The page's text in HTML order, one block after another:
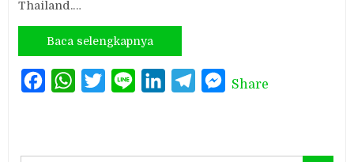
Thailand.…
Baca selengkapnya
FacebookWhatsAppTwitterLine LinkedInTelegramMessenger
Share